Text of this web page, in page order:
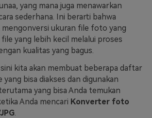
yang mana juga menawarkan
sederhana. Ini berarti bahwa
ukuran file foto yang
yang lebih kecil melalui proses
kualitas yang bagus.
kita akan membuat beberapa daftar
bisa diakses dan digunakan
yang bisa Anda temukan
Anda mencari Konverter foto
.